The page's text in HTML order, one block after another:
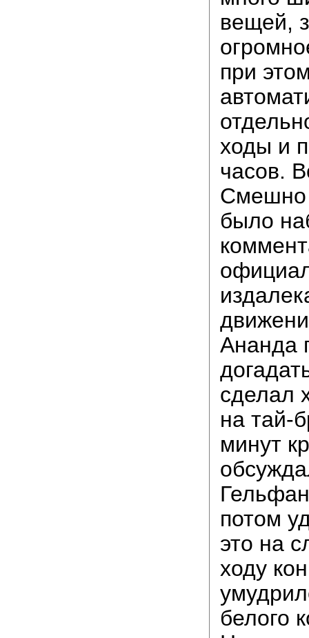
вещей,
при
ходы и
часов.
Смешно
было
Ананда
сделал
на тай-
минут
потом
это на
ходу
белого